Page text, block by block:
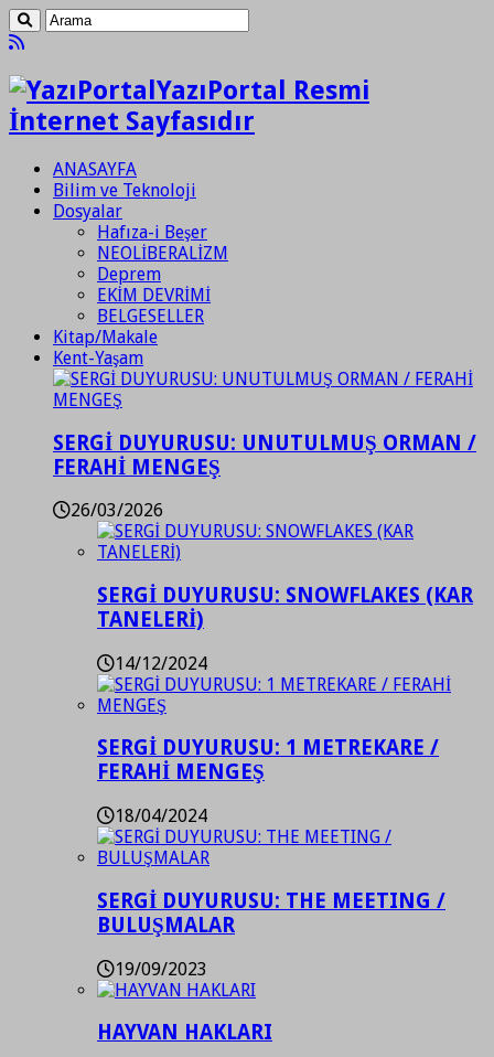
YazıPortal Resmi
İnternet Sayfasıdır
ANASAYFA
Bilim ve Teknoloji
Dosyalar
Hafıza-i Beşer
NEOLİBERALİZM
Deprem
EKİM DEVRİMİ
BELGESELLER
Kitap/Makale
Kent-Yaşam
SERGİ DUYURUSU: UNUTULMUŞ ORMAN /
FERAHİ MENGEŞ
26/03/2026
SERGİ DUYURUSU: SNOWFLAKES (KAR
TANELERİ)
14/12/2024
SERGİ DUYURUSU: 1 METREKARE /
FERAHİ MENGEŞ
18/04/2024
SERGİ DUYURUSU: THE MEETING /
BULUŞMALAR
19/09/2023
HAYVAN HAKLARI